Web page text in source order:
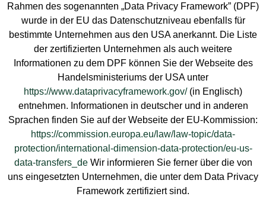
Rahmen des sogenannten „Data Privacy Framework” (DPF)
wurde in der EU das Datenschutzniveau ebenfalls für
bestimmte Unternehmen aus den USA anerkannt. Die Liste
der zertifizierten Unternehmen als auch weitere
Informationen zu dem DPF können Sie der Webseite des
Handelsministeriums der USA unter
https://www.dataprivacyframework.gov/(in Englisch)
entnehmen. Informationen in deutscher und in anderen
Sprachen finden Sie auf der Webseite der EU-Kommission:
https://commission.europa.eu/law/law-topic/data-
protection/international-dimension-data-protection/eu-us-
data-transfers_deWir informieren Sie ferner über die von
uns eingesetzten Unternehmen, die unter dem Data Privacy
Framework zertifiziert sind.